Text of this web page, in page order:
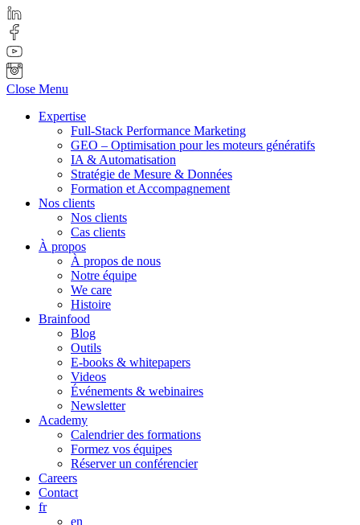
Close Menu
Expertise
Full-Stack Performance Marketing
GEO – Optimisation pour les moteurs génératifs
IA & Automatisation
Stratégie de Mesure & Données
Formation et Accompagnement
Nos clients
Nos clients
Cas clients
À propos
À propos de nous
Notre équipe
We care
Histoire
Brainfood
Blog
Outils
E-books & whitepapers
Videos
Événements & webinaires
Newsletter
Academy
Calendrier des formations
Formez vos équipes
Réserver un conférencier
Careers
Contact
fr
en